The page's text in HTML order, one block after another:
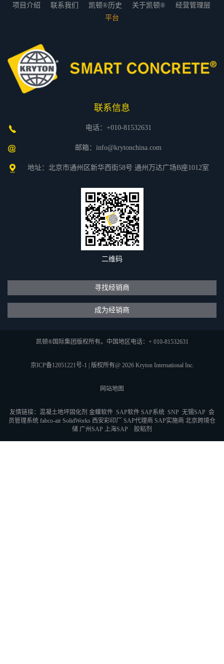
项目介绍 联系我们 凯顿®历史 关于凯顿®
经营管理层
平台
联系信息
电话：+010-81532631
邮箱：info@krytonchina.com
地址：北京市通州区新华西街58号 通州万达广场B座1012室
二维码
寻找经销商
成为经销商
凯顿®国际集团版权所有。中国地区电话：+ 010-81532631
京ICP备12051221号-1 版权所有@ 2026 Kryton International Inc.
网站地图
友情链接： 混凝土地坪固化剂 金蝶软件 SAP软件 SAP系统 SNP 无锡SAP 会
员管理系统 fabco-air SolidWorks 西安彩印厂 SAP代理商 SAP实施商 北京跨境仓
储 广州SAP 上海SAP 胶粘剂